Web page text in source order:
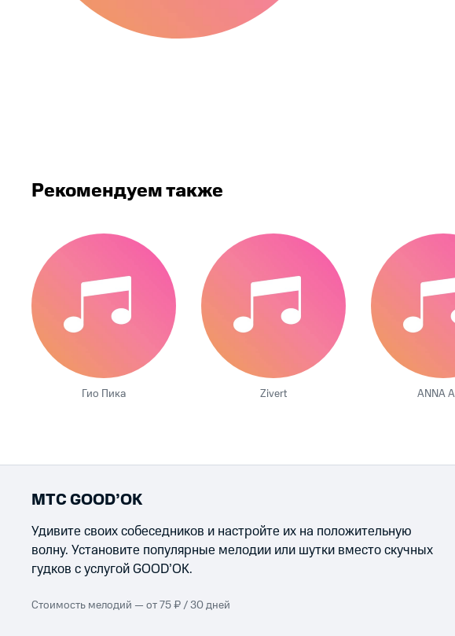
Рекомендуем также
Гио Пика Zivert ANNA
МТС GOOD’OK
Удивите своих собеседников и настройте их на положительную
волну. Установите популярные мелодии или шутки вместо скучных
гудков с услугой GOOD’OK.
Стоимость мелодий — от 75 ₽ / 30 дней